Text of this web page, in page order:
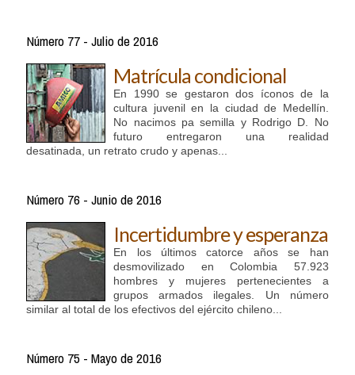
Número 77 - Julio de 2016
Matrícula condicional
En 1990 se gestaron dos íconos de la
cultura juvenil en la ciudad de Medellín.
No nacimos pa semilla y Rodrigo D. No
futuro entregaron una realidad
desatinada, un retrato crudo y apenas...
Número 76 - Junio de 2016
Incertidumbre y esperanza
En los últimos catorce años se han
desmovilizado en Colombia 57.923
hombres y mujeres pertenecientes a
grupos armados ilegales. Un número
similar al total de los efectivos del ejército chileno...
Número 75 - Mayo de 2016